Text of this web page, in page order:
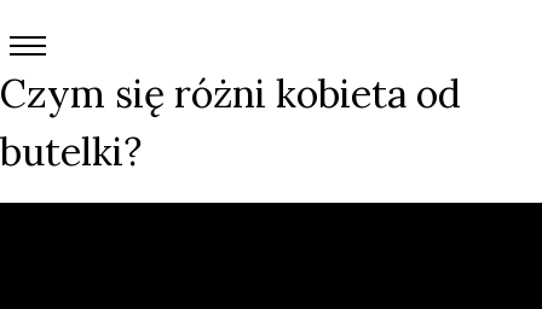
Czym się różni kobieta od
butelki?